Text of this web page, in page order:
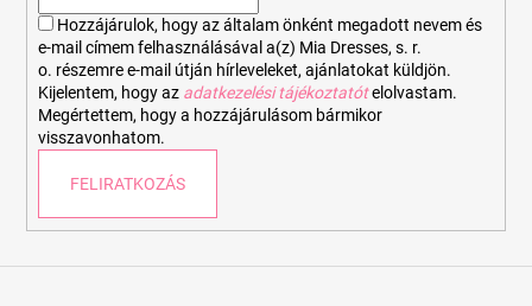
Hozzájárulok, hogy az általam önként megadott nevem és
e-mail címem felhasználásával a(z) Mia Dresses, s. r.
o. részemre e-mail útján hírleveleket, ajánlatokat küldjön.
Kijelentem, hogy az adatkezelési tájékoztatót elolvastam.
Megértettem, hogy a hozzájárulásom bármikor
visszavonhatom.
FELIRATKOZÁS